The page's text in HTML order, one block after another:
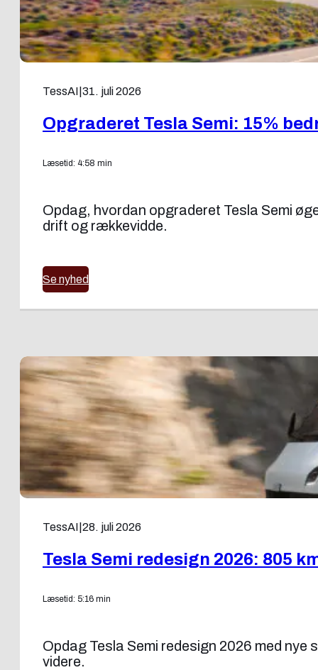
TessAI 31. juli 2026
Opgraderet Tesla Semi: 15%
Læsetid: 4:58 min
Opdag, hvordan opgraderet Tesla Semi
drift og rækkevidde.
Se nyhed
TessAI 28. juli 2026
Tesla Semi redesign 2026: 805
Læsetid: 5:16 min
Opdag Tesla Semi redesign 2026 med
videre.